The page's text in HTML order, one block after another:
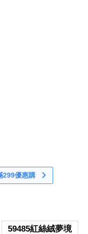
299優惠購
59485紅絲絨夢境